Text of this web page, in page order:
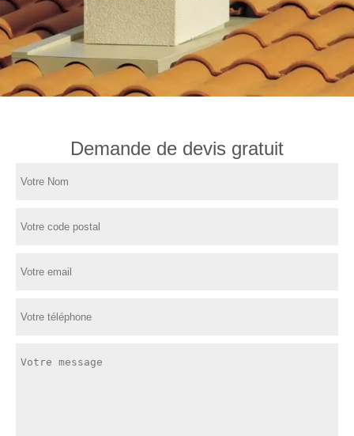
Demande de devis gratuit